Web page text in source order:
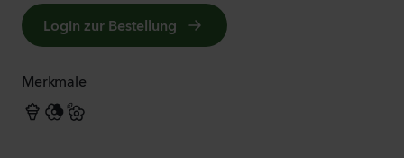
Login zur Bestellung
Merkmale